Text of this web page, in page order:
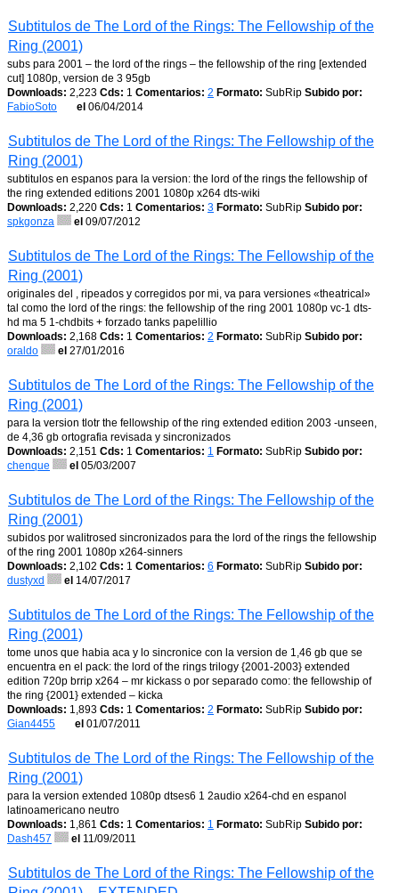
Subtitulos de The Lord of the Rings: The Fellowship of the
Ring (2001)
subs para 2001 – the lord of the rings – the fellowship of the ring [extended
cut] 1080p, version de 3 95gb
Downloads: 2,223 Cds: 1 Comentarios: 2 Formato: SubRip Subido por:
FabioSoto
el 06/04/2014
Subtitulos de The Lord of the Rings: The Fellowship of the
Ring (2001)
subtitulos en espanos para la version: the lord of the rings the fellowship of
the ring extended editions 2001 1080p x264 dts-wiki
Downloads: 2,220 Cds: 1 Comentarios: 3 Formato: SubRip Subido por:
spkgonza
el 09/07/2012
Subtitulos de The Lord of the Rings: The Fellowship of the
Ring (2001)
originales del , ripeados y corregidos por mi, va para versiones «theatrical»
tal como the lord of the rings: the fellowship of the ring 2001 1080p vc-1 dts-
hd ma 5 1-chdbits + forzado tanks papelillio
Downloads: 2,168 Cds: 1 Comentarios: 2 Formato: SubRip Subido por:
oraldo
el 27/01/2016
Subtitulos de The Lord of the Rings: The Fellowship of the
Ring (2001)
para la version tlotr the fellowship of the ring extended edition 2003 -unseen,
de 4,36 gb ortografia revisada y sincronizados
Downloads: 2,151 Cds: 1 Comentarios: 1 Formato: SubRip Subido por:
chenque
el 05/03/2007
Subtitulos de The Lord of the Rings: The Fellowship of the
Ring (2001)
subidos por walitrosed sincronizados para the lord of the rings the fellowship
of the ring 2001 1080p x264-sinners
Downloads: 2,102 Cds: 1 Comentarios: 6 Formato: SubRip Subido por:
dustyxd
el 14/07/2017
Subtitulos de The Lord of the Rings: The Fellowship of the
Ring (2001)
tome unos que habia aca y lo sincronice con la version de 1,46 gb que se
encuentra en el pack: the lord of the rings trilogy {2001-2003} extended
edition 720p brrip x264 – mr kickass o por separado como: the fellowship of
the ring {2001} extended – kicka
Downloads: 1,893 Cds: 1 Comentarios: 2 Formato: SubRip Subido por:
Gian4455
el 01/07/2011
Subtitulos de The Lord of the Rings: The Fellowship of the
Ring (2001)
para la version extended 1080p dtses6 1 2audio x264-chd en espanol
latinoamericano neutro
Downloads: 1,861 Cds: 1 Comentarios: 1 Formato: SubRip Subido por:
Dash457
el 11/09/2011
Subtitulos de The Lord of the Rings: The Fellowship of the